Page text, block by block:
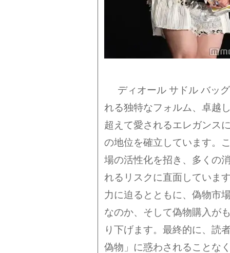
ディオール サドル バッ
れる独特なフォルム、卓越
超えて愛されるエレガンス
の地位を確立しています。
場の活性化を招き、多くの
れるリスクに直面していま
力に迫るとともに、偽物市
なのか、そして偽物購入が
り下げます。最終的に、読
偽物」に惑わされることな